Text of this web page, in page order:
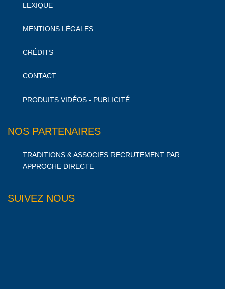
LEXIQUE
MENTIONS LÉGALES
CRÉDITS
CONTACT
PRODUITS VIDÉOS - PUBLICITÉ
NOS PARTENAIRES
TRADITIONS & ASSOCIES RECRUTEMENT PAR
APPROCHE DIRECTE
SUIVEZ NOUS